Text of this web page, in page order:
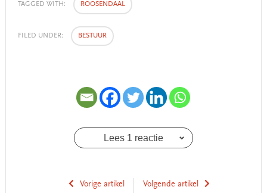
TAGGED WITH: ROOSENDAAL
FILED UNDER: BESTUUR
Lees 1 reactie
Vorige artikel
Volgende artikel